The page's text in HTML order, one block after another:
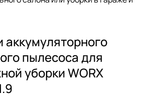
аккумуляторного
пылесоса для
уборки WORX